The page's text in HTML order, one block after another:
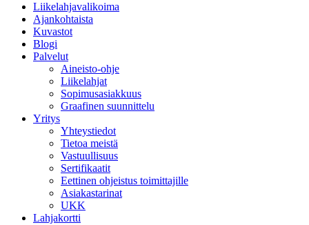
Liikelahjavalikoima
Ajankohtaista
Kuvastot
Blogi
Palvelut
Aineisto-ohje
Liikelahjat
Sopimusasiakkuus
Graafinen suunnittelu
Yritys
Yhteystiedot
Tietoa meistä
Vastuullisuus
Sertifikaatit
Eettinen ohjeistus toimittajille
Asiakastarinat
UKK
Lahjakortti